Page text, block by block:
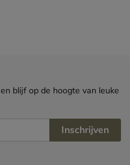
en blijf op de hoogte van leuke
Inschrijven